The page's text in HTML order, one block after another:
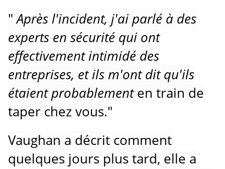
"Après l'incident, j'ai parlé à des
experts en sécurité qui ont
effectivement intimidé des
entreprises, et ils m'ont dit qu'ils
étaient probablementen train de
taper chez vous."
Vaughan a décrit comment
quelques jours plus tard, elle a